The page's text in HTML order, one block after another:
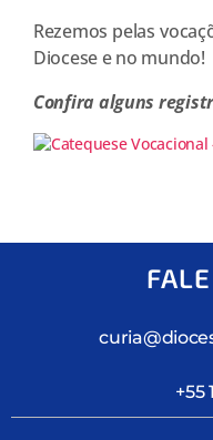
Rezemos pelas
Diocese e no mundo!
Confira alguns
+55